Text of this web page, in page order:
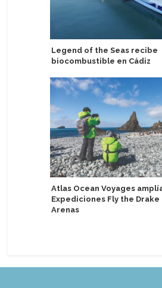
Legend of the Seas recibe
biocombustible en Cádiz
Atlas Ocean Voyages
Expediciones Fly the Drake
Arenas